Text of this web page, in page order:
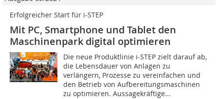
Erfolgreicher Start für i-STEP
Mit PC, Smartphone und Tablet den
Maschinenpark digital optimieren
Die neue Produktlinie i-STEP zielt darauf ab,
die Lebensdauer von Anlagen zu
verlängern, Prozesse zu vereinfachen und
den Betrieb von Aufbereitungsmaschinen
zu optimieren. Aussagekräftige...